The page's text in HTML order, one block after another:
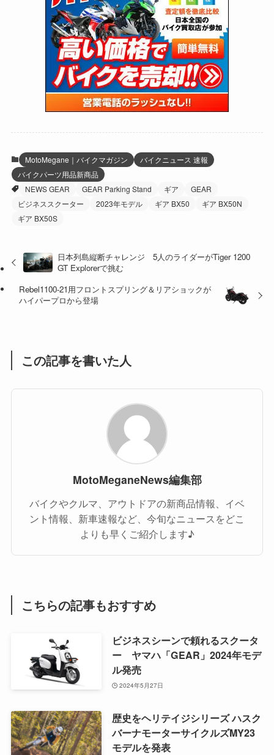
(5)
(12)
(64)
(109)
(24)
(47)
(15)
(5)
(4)
(6)
(17)
(5)
(32)
(38)
(131)
(85)
(21)
(61)
(171)
(98)
(13)
(60)
(274)
(171)
(38)
(47)
(59)
(36)
(1)
(255)
(204)
(33)
(34)
(35)
(41)
(16) (13)
(19)
(12)
(16)
(20)
(8)
(1)
MotoMegane｜バイクマガジン
バイクニュース 速報
バイクパーツ用品新商品
NEWS GEAR
GEAR Parking Stand ギア
GEAR
ビジネススクーター
2023年モデル ギア BX50
ギア BX50N
ギア BX50S
日本列島縦断チャレンジ 5人のライダーがTiger 1200
GT Explorerで挑む
Rebel1100-21用フロントスプリング＆リアショックが
ハイパープロから登場
この記事を書いた人
MotoMeganeNews編集部
バイクやクルマ、アウトドアの新商品情報、イベ
ント情報、新車速報など、今旬なニュースをどこ
よりも早くご紹介します♪
こちらの記事もおすすめ
ビジネスシーンで頼れるスクータ
ー ヤマハ「GEAR」2024年モデ
ル発売
2024年5月27日
歴史をヘリテイジシリーズ ハスク
バーナモーターサイクルズMY23
モデルを発表